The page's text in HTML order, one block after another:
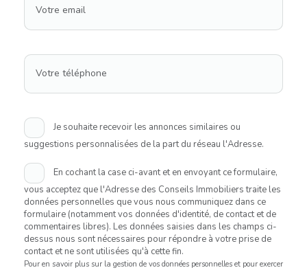
Votre email
Votre téléphone
Je souhaite recevoir les annonces similaires ou
suggestions personnalisées de la part du réseau l'Adresse.
En cochant la case ci-avant et en envoyant ce formulaire,
vous acceptez que l'Adresse des Conseils Immobiliers traite les
données personnelles que vous nous communiquez dans ce
formulaire (notamment vos données d'identité, de contact et de
commentaires libres). Les données saisies dans les champs ci-
dessus nous sont nécessaires pour répondre à votre prise de
contact et ne sont utilisées qu'à cette fin.
Pour en savoir plus sur la gestion de vos données personnelles et pour exercer